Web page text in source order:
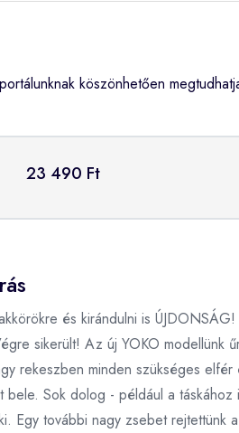
köszönhetően
23 490 Ft
és kirándulni is
sikerült! Az új YOKO
rekeszben minden szükséges
Sok dolog - például a
további nagy zsebet rejtettünk